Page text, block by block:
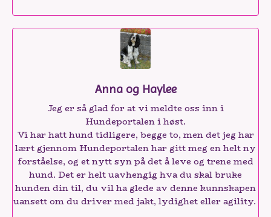
Anna og Haylee
Jeg er så glad for at vi meldte oss inn i
Hundeportalen i høst.
Vi har hatt hund tidligere, begge to, men det jeg har
lært gjennom Hundeportalen har gitt meg en helt ny
forståelse, og et nytt syn på det å leve og trene med
hund. Det er helt uavhengig hva du skal bruke
hunden din til, du vil ha glede av denne kunnskapen
uansett om du driver med jakt, lydighet eller agility.